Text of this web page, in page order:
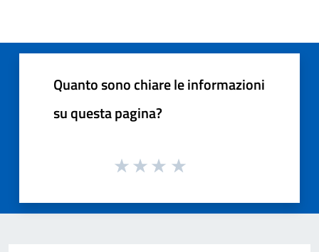
Quanto sono chiare le informazioni
su questa pagina?